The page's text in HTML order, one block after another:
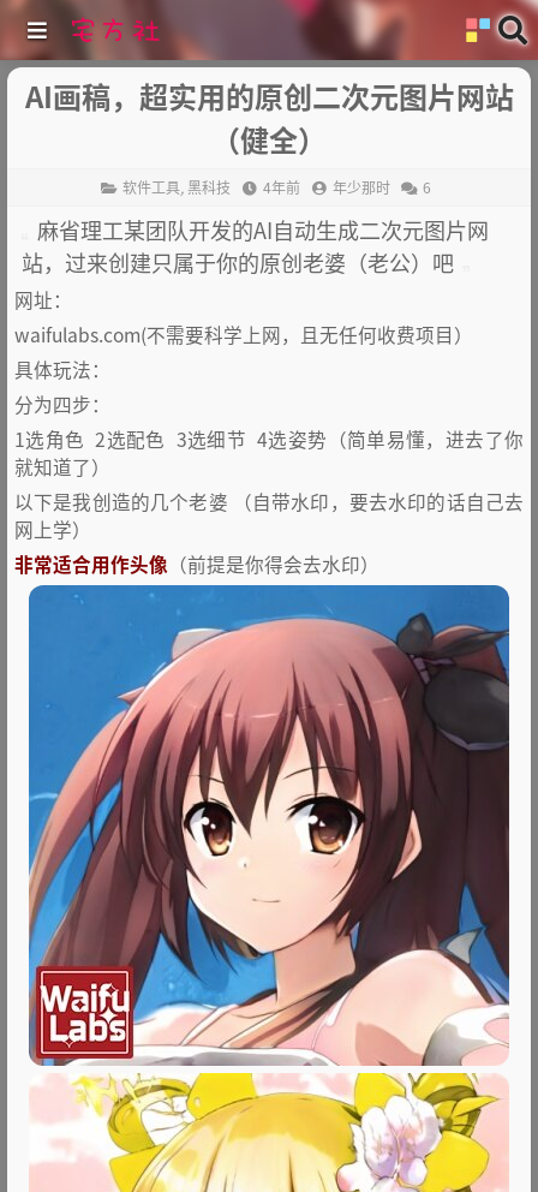
AI画稿，超实用的原创二次元图片网站
（健全）
软件工具,黑科技 4年前 年少那时 6
麻省理工某团队开发的AI自动生成二次元图片网
站，过来创建只属于你的原创老婆（老公）吧
网址：
waifulabs.com(不需要科学上网，且无任何收费项目）
具体玩法：
分为四步：
1选角色 2选配色 3选细节 4选姿势（简单易懂，进去了你
就知道了）
以下是我创造的几个老婆 （自带水印，要去水印的话自己去
网上学）
非常适合用作头像 （前提是你得会去水印）